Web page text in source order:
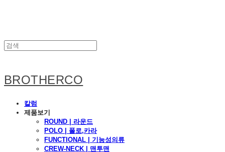
BROTHERCO
칼럼
제품보기
ROUND | 라운드
POLO | 폴로,카라
FUNCTIONAL | 기능성의류
CREW-NECK | 맨투맨